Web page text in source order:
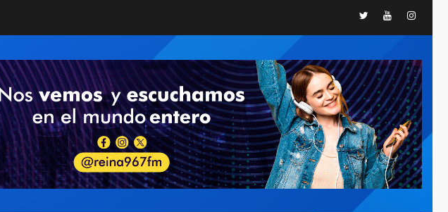
TwitterYoutube
6
Mariño respalda a
Cámara de Comercio
para reforma de Ley
de Puerto Libre
7
POLÍTICA
TITULARES
ÚLTIMA HORA
CNP plantea incluir
Libertad de Expresión
en agenda de
negociación con
comisión de AN 2015